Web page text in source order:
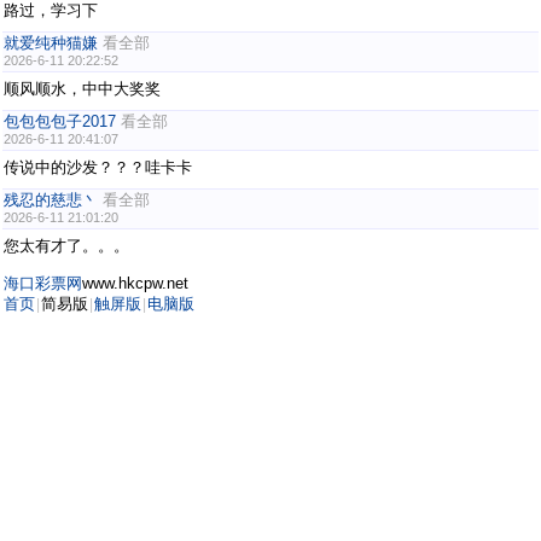
路过，学习下
就爱纯种猫嫌 看全部
2026-6-11 20:22:52
顺风顺水，中中大奖奖
包包包包子2017 看全部
2026-6-11 20:41:07
传说中的沙发？？？哇卡卡
残忍的慈悲丶 看全部
2026-6-11 21:01:20
您太有才了。。。
海口彩票网www.hkcpw.net
首页 简易版 触屏版 电脑版